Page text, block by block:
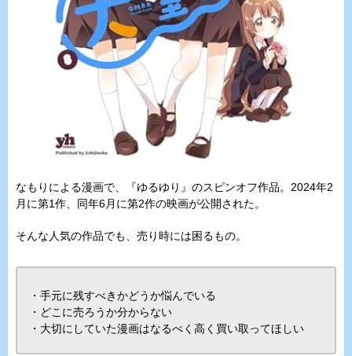
なもりによる漫画で、『ゆるゆり』のスピンオフ作品。2024年2
月に第1作、同年6月に第2作の映画が公開された。
そんな人気の作品でも、売り時には困るもの。
・手元に残すべきかどうか悩んでいる
・どこに売ろうか分からない
・大切にしていた漫画はなるべく高く買い取ってほしい